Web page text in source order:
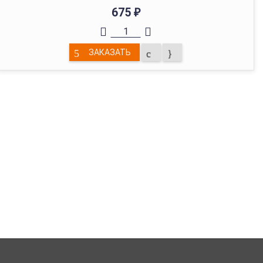
675 ₽
ЗАКАЗАТЬ